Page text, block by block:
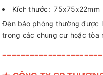
Kích thước: 75x75x22mm
Đèn báo phòng thường được
trong các chung cư hoặc tòa